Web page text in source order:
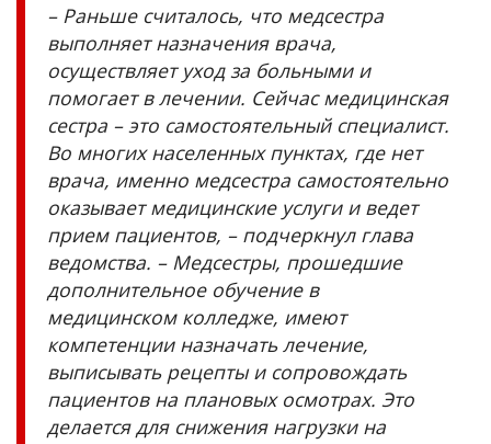
– Раньше считалось, что медсестра
выполняет назначения врача,
осуществляет уход за больными и
помогает в лечении. Сейчас медицинская
сестра – это самостоятельный специалист.
Во многих населенных пунктах, где нет
врача, именно медсестра самостоятельно
оказывает медицинские услуги и ведет
прием пациентов, – подчеркнул глава
ведомства. – Медсестры, прошедшие
дополнительное обучение в
медицинском колледже, имеют
компетенции назначать лечение,
выписывать рецепты и сопровождать
пациентов на плановых осмотрах. Это
делается для снижения нагрузки на